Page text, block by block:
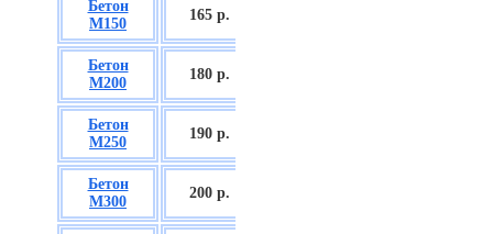
Бетон
М150
165 р.
Бетон
М200
180 р.
Бетон
М250
190 р.
Бетон
М300
200 р.